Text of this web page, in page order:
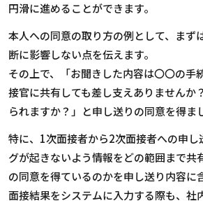
円滑に進めることができます。
本人への同意の取り方の例として、まず
断に影響しない点を伝えます。
その上で、「お聞きした内容は〇〇の手
接官に共有しても差し支えありませんか
られますか？」と申し送りの同意を得ま
特に、1次面接者から2次面接者への申し
グが起きないよう情報をどの範囲まで共
の同意を得ているのかを申し送り内容に
面接結果をシステムに入力する際も、社